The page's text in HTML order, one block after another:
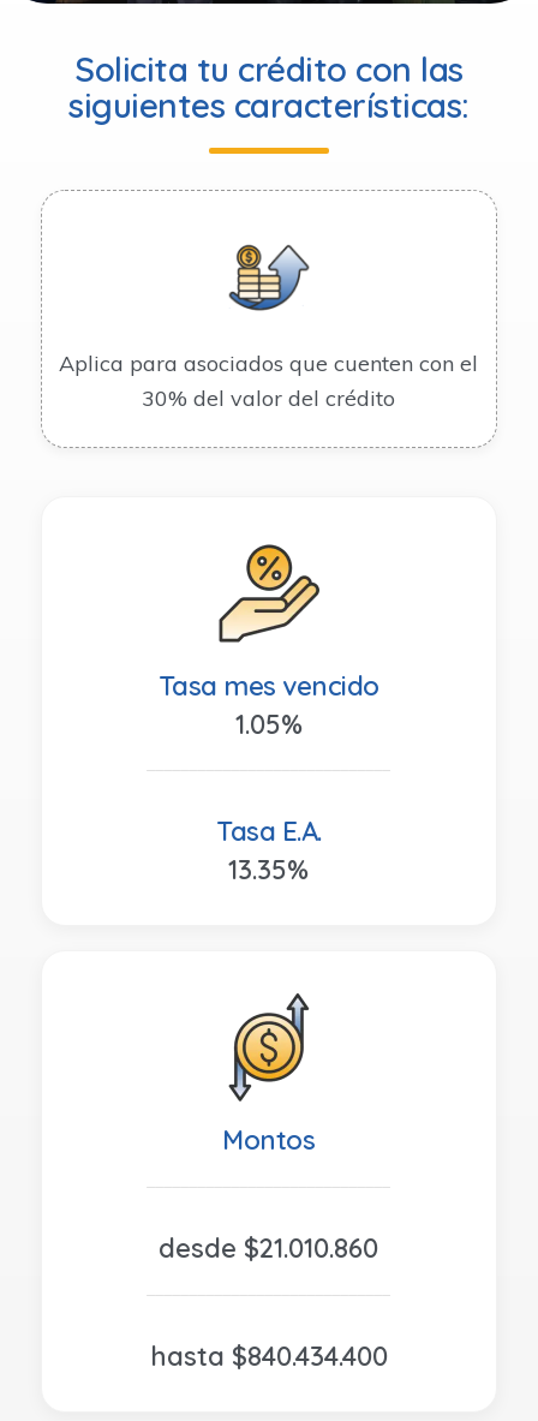
Solicita tu crédito con las
siguientes características:
Aplica para asociados que cuenten con el
30% del valor del crédito
Tasa mes vencido
1.05%
Tasa E.A.
13.35%
Montos
desde $21.010.860
hasta $840.434.400